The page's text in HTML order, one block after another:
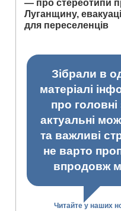
— про стереотипи
Луганщину,
для переселенців
Зібрали в
матеріалі
про головні
актуальні
та важливі
не варто
впродовж
Читайте у наших